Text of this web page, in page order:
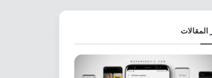
المقالات